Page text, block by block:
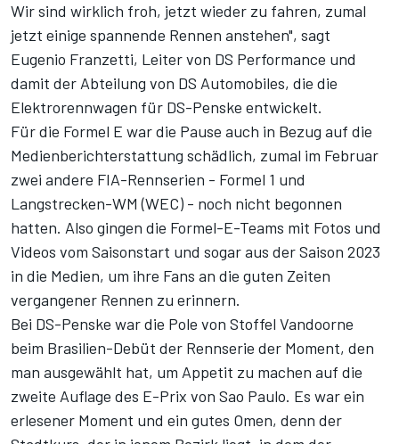
Wir sind wirklich froh, jetzt wieder zu fahren, zumal
jetzt einige spannende Rennen anstehen", sagt
Eugenio Franzetti, Leiter von DS Performance und
damit der Abteilung von DS Automobiles, die die
Elektrorennwagen für DS-Penske entwickelt.
Für die Formel E war die Pause auch in Bezug auf die
Medienberichterstattung schädlich, zumal im Februar
zwei andere FIA-Rennserien - Formel 1 und
Langstrecken-WM (WEC) - noch nicht begonnen
hatten. Also gingen die Formel-E-Teams mit Fotos und
Videos vom Saisonstart und sogar aus der Saison 2023
in die Medien, um ihre Fans an die guten Zeiten
vergangener Rennen zu erinnern.
Bei DS-Penske war die Pole von Stoffel Vandoorne
beim Brasilien-Debüt der Rennserie der Moment, den
man ausgewählt hat, um Appetit zu machen auf die
zweite Auflage des E-Prix von Sao Paulo. Es war ein
erlesener Moment und ein gutes Omen, denn der